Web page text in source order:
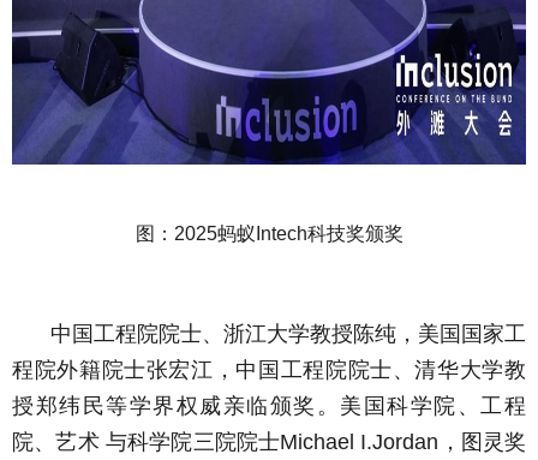
图： 2025蚂蚁 Intech科技奖颁奖
中国工程院院士、浙江大学教授陈纯，美国国家工
程院外籍院士张宏江，中国工程院院士、清华大学教
授郑纬民等学界权威亲临颁奖。美国科学院、工程
院、艺术 与科学院三院院士Michael I.Jordan ，图灵奖